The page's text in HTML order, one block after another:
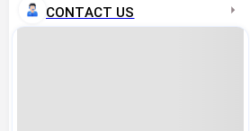
CONTACT US